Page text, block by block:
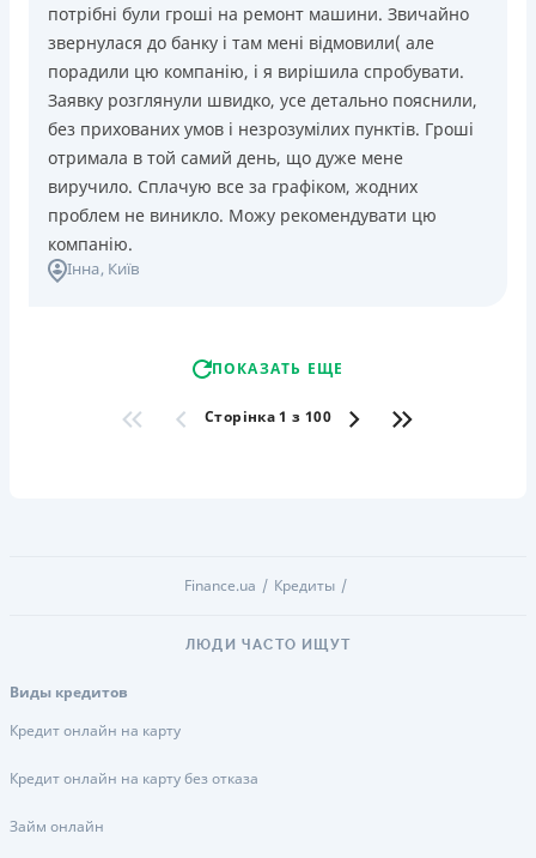
потрібні були гроші на ремонт машини. Звичайно
звернулася до банку і там мені відмовили( але
порадили цю компанію, і я вирішила спробувати.
Заявку розглянули швидко, усе детально пояснили,
без прихованих умов і незрозумілих пунктів. Гроші
отримала в той самий день, що дуже мене
виручило. Сплачую все за графіком, жодних
проблем не виникло. Можу рекомендувати цю
компанію.
Інна, Київ
ПОКАЗАТЬ ЕЩЕ
Сторінка 1 з 100
Finance.ua Кредиты
ЛЮДИ ЧАСТО ИЩУТ
Виды кредитов
Кредит онлайн на карту
Кредит онлайн на карту без отказа
Займ онлайн